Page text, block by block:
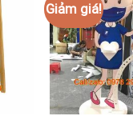
Giảm giá!